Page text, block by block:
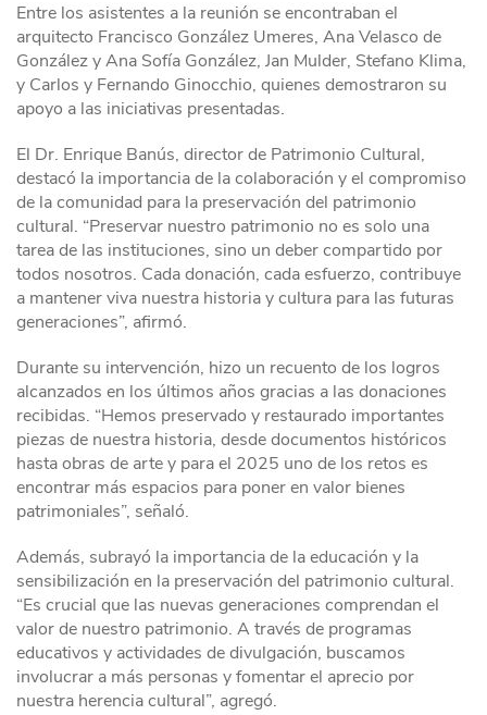
Entre los asistentes a la reunión se encontraban el
arquitecto Francisco González Umeres, Ana Velasco de
González y Ana Sofía González, Jan Mulder, Stefano Klima,
y Carlos y Fernando Ginocchio, quienes demostraron su
apoyo a las iniciativas presentadas.
El Dr. Enrique Banús, director de Patrimonio Cultural,
destacó la importancia de la colaboración y el compromiso
de la comunidad para la preservación del patrimonio
cultural. “Preservar nuestro patrimonio no es solo una
tarea de las instituciones, sino un deber compartido por
todos nosotros. Cada donación, cada esfuerzo, contribuye
a mantener viva nuestra historia y cultura para las futuras
generaciones”, afirmó.
Durante su intervención, hizo un recuento de los logros
alcanzados en los últimos años gracias a las donaciones
recibidas. “Hemos preservado y restaurado importantes
piezas de nuestra historia, desde documentos históricos
hasta obras de arte y para el 2025 uno de los retos es
encontrar más espacios para poner en valor bienes
patrimoniales”, señaló.
Además, subrayó la importancia de la educación y la
sensibilización en la preservación del patrimonio cultural.
“Es crucial que las nuevas generaciones comprendan el
valor de nuestro patrimonio. A través de programas
educativos y actividades de divulgación, buscamos
involucrar a más personas y fomentar el aprecio por
nuestra herencia cultural”, agregó.